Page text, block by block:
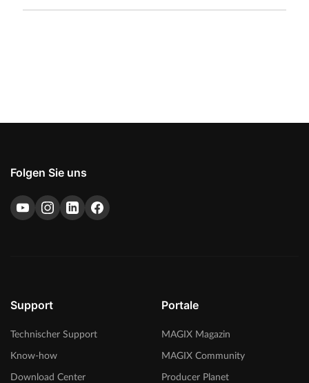
Folgen Sie uns
Support
Technischer Support
Know-how
Download Center
Portale
MAGIX Magazin
MAGIX Community
Producer Planet